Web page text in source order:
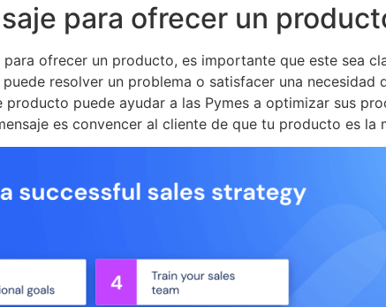
para ofrecer un
ofrecer un producto, es importante que este sea
resolver un problema o satisfacer una
puede ayudar a las Pymes a optimizar sus
es convencer al cliente de que tu producto es la